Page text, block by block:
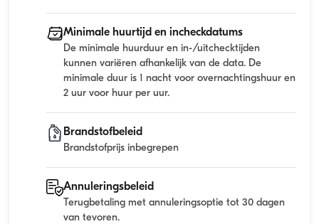
Minimale huurtijd en incheckdatums
De minimale huurduur en in-/uitchecktijden
kunnen variëren afhankelijk van de data. De
minimale duur is 1 nacht voor overnachtingshuur en
2 uur voor huur per uur.
Brandstofbeleid
Brandstofprijs inbegrepen
Annuleringsbeleid
Terugbetaling met annuleringsoptie tot 30 dagen
van tevoren.